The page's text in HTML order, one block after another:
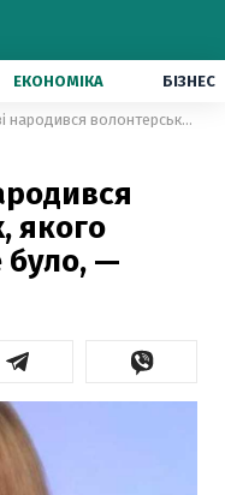
ЕКОНОМІКА БІЗНЕС
В нашій державі народився волонтерський рух, якого ніколи в Україні не було, — реабілітолог
якого
було, —